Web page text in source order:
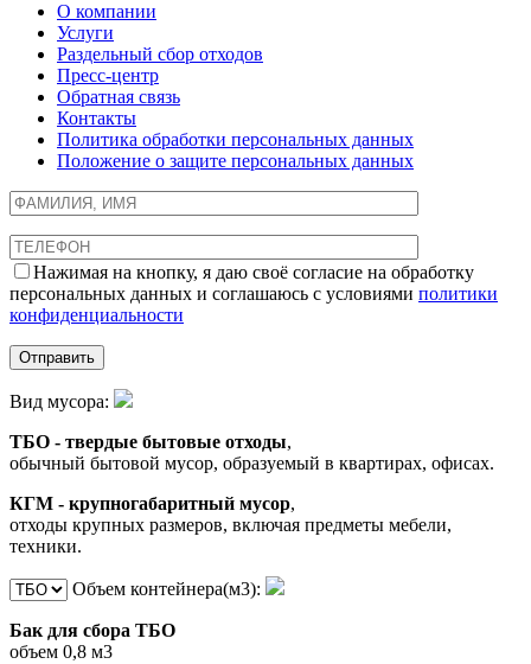
О компании
Услуги
Раздельный сбор отходов
Пресс-центр
Обратная связь
Контакты
Политика обработки персональных данных
Положение о защите персональных данных
Нажимая на кнопку, я даю своё согласие на обработку
персональных данных и соглашаюсь с условиями политики
конфиденциальности
Вид мусора:
ТБО - твердые бытовые отходы,
обычный бытовой мусор, образуемый в квартирах, офисах.
КГМ - крупногабаритный мусор,
отходы крупных размеров, включая предметы мебели,
техники.
Объем контейнера(м3):
Бак для сбора ТБО
объем 0,8 м3